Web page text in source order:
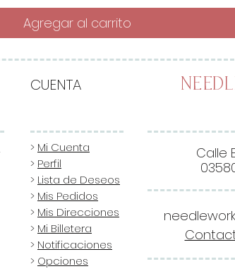
Agregar al carrito
CUENTA
> Mi Cuenta
> Perfil
> Lista de Deseos
> Mis Pedidos
> Mis Direcciones
> Mi Billetera
> Notificaciones
> Opciones
Calle